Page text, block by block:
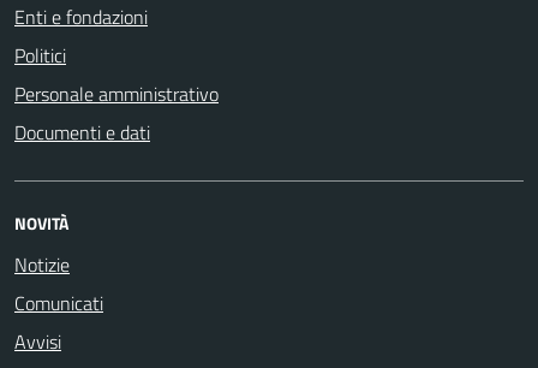
Enti e fondazioni
Politici
Personale amministrativo
Documenti e dati
NOVITÀ
Notizie
Comunicati
Avvisi